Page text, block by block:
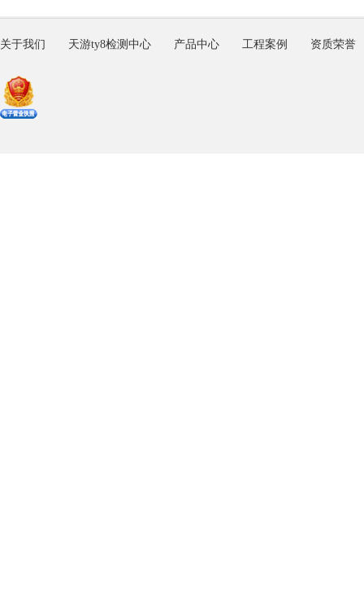
关于我们 天游ty8检测中心 产品中心 工程案例 资质荣誉